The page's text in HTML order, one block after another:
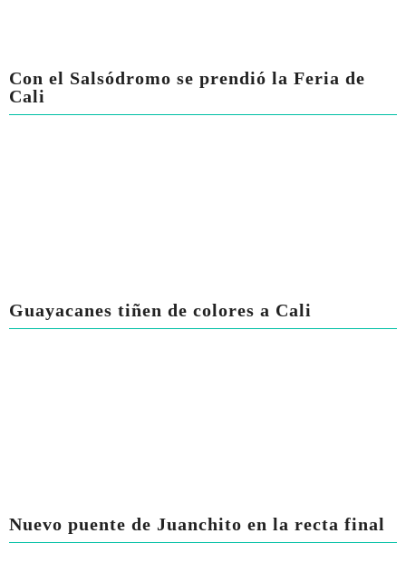
Con el Salsódromo se prendió la Feria de
Cali
Guayacanes tiñen de colores a Cali
Nuevo puente de Juanchito en la recta final